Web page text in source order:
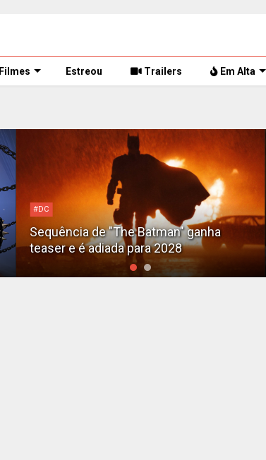
Filmes Estreou Trailers Em Alta
#DC
Sequência de "The Batman" ganha
teaser e é adiada para 2028